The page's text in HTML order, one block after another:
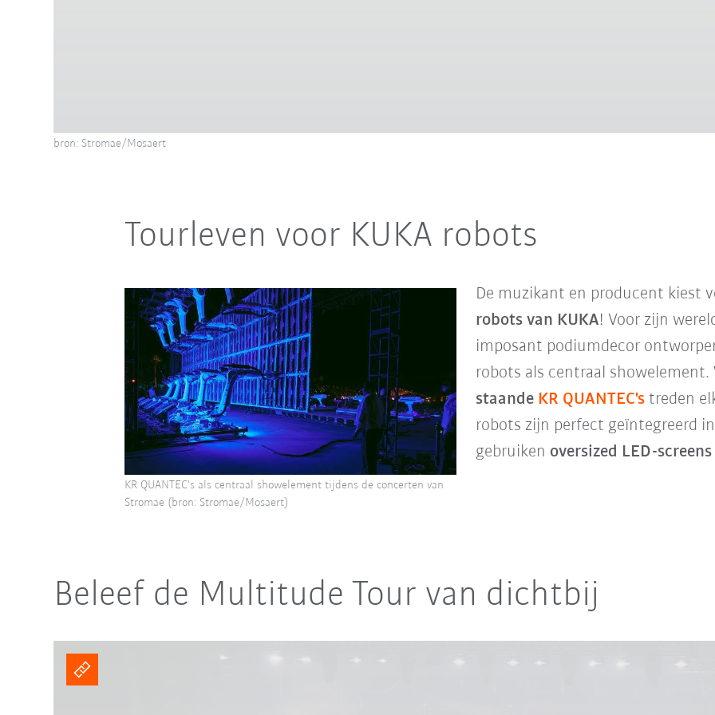
bron: Stromae/Mosaert
Tourleven voor KUKA robots
De muzikant en producent kiest
robots van KUKA! Voor zijn
imposant podiumdecor
robots als centraal showelement.
staande KR QUANTEC'streden
robots zijn perfect geïntegreerd
gebruiken oversized LED-screens
KR QUANTEC's als centraal showelement tijdens de concerten van
Stromae (bron: Stromae/Mosaert)
Beleef de Multitude Tour van dichtbij